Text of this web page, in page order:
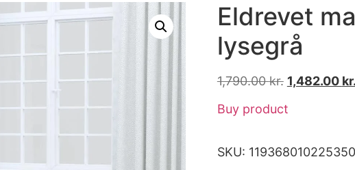
Eldrevet
lysegrå
1,790.00kr. 1,482.00
Buy product
SKU: